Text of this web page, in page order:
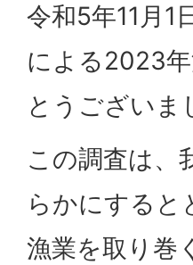
令和5年11月1
による2023
とうございま
この調査は、
らかにすると
漁業を取り巻